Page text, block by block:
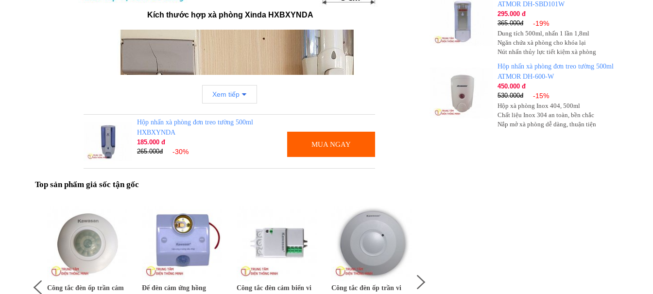
Kích thước hợp xà phòng Xinda HXBXYNDA
Xem tiếp
Hộp nhấn xà phòng đơn treo tường 500ml
HXBXYNDA
185.000 đ
265.000đ
-30%
MUA NGAY
Top sản phẩm giá sốc tận gốc
Công tắc đèn ốp trần cảm
Đế đèn cảm ứng hồng
Công tắc đèn cảm biến vi
Công tắc đèn ốp trần vi
ATMOR DH-SBD101W
295.000 đ
365.000đ
-19%
Dung tích 500ml, nhấn 1 lần 1,8ml
Ngăn chứa xà phòng cho khóa lại
Nút nhấn thủy lực tiết kiệm xà phòng
Hộp nhấn xà phòng đơn treo tường 500ml
ATMOR DH-600-W
450.000 đ
530.000đ
-15%
Hộp xà phòng Inox 404, 500ml
Chất liệu Inox 304 an toàn, bền chắc
Nắp mở xà phòng dễ dàng, thuận tiện